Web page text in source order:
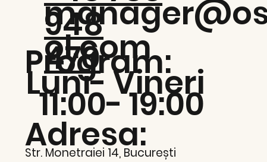
948
470
ol.com
Program:
Luni-
11:00- 19:00
Adresa:
Str. Monetraiei 14, București